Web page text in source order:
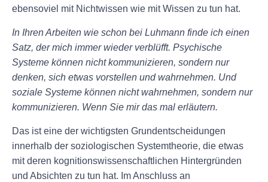
ebensoviel mit Nichtwissen wie mit Wissen zu tun hat.
In Ihren Arbeiten wie schon bei Luhmann finde ich einen
Satz, der mich immer wieder verblüfft. Psychische
Systeme können nicht kommunizieren, sondern nur
denken, sich etwas vorstellen und wahrnehmen. Und
soziale Systeme können nicht wahrnehmen, sondern nur
kommunizieren. Wenn Sie mir das mal erläutern.
Das ist eine der wichtigsten Grundentscheidungen
innerhalb der soziologischen Systemtheorie, die etwas
mit deren kognitionswissenschaftlichen Hintergründen
und Absichten zu tun hat. Im Anschluss an